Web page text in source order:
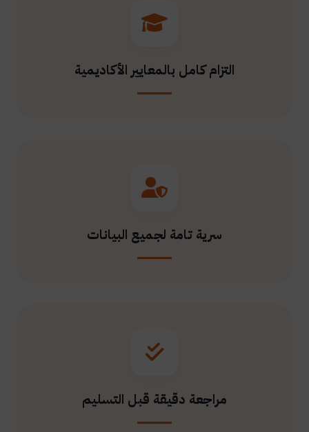
التزام كامل بالمعايير الأكاديمية
سرية تامة لجميع البيانات
مراجعة دقيقة قبل التسليم